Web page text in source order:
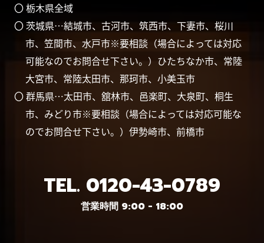
〇 栃木県全域
〇 茨城県…結城市、古河市、筑西市、下妻市、桜川
市、笠間市、水戸市※要相談（場合によっては対応
可能なのでお問合せ下さい。）ひたちなか市、常陸
大宮市、常陸太田市、那珂市、小美玉市
〇 群馬県…太田市、舘林市、邑楽町、大泉町、桐生
市、みどり市※要相談（場合によっては対応可能な
のでお問合せ下さい。）伊勢崎市、前橋市
TEL. 0120-43-0789
営業時間 9:00 - 18:00